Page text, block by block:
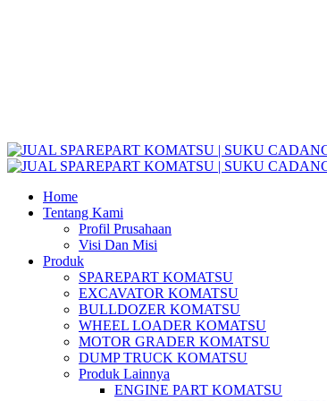
Home
Tentang Kami
Profil Prusahaan
Visi Dan Misi
Produk
SPAREPART KOMATSU
EXCAVATOR KOMATSU
BULLDOZER KOMATSU
WHEEL LOADER KOMATSU
MOTOR GRADER KOMATSU
DUMP TRUCK KOMATSU
Produk Lainnya
ENGINE PART KOMATSU